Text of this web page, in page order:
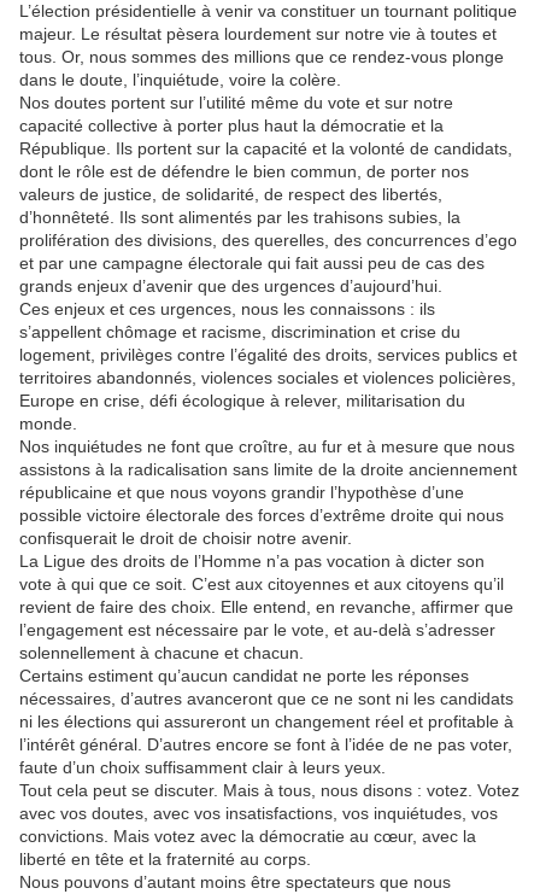
L’élection présidentielle à venir va constituer un tournant politique
majeur. Le résultat pèsera lourdement sur notre vie à toutes et
tous. Or, nous sommes des millions que ce rendez-vous plonge
dans le doute, l’inquiétude, voire la colère.
Nos doutes portent sur l’utilité même du vote et sur notre
capacité collective à porter plus haut la démocratie et la
République. Ils portent sur la capacité et la volonté de candidats,
dont le rôle est de défendre le bien commun, de porter nos
valeurs de justice, de solidarité, de respect des libertés,
d’honnêteté. Ils sont alimentés par les trahisons subies, la
prolifération des divisions, des querelles, des concurrences d’ego
et par une campagne électorale qui fait aussi peu de cas des
grands enjeux d’avenir que des urgences d’aujourd’hui.
Ces enjeux et ces urgences, nous les connaissons : ils
s’appellent chômage et racisme, discrimination et crise du
logement, privilèges contre l’égalité des droits, services publics et
territoires abandonnés, violences sociales et violences policières,
Europe en crise, défi écologique à relever, militarisation du
monde.
Nos inquiétudes ne font que croître, au fur et à mesure que nous
assistons à la radicalisation sans limite de la droite anciennement
républicaine et que nous voyons grandir l’hypothèse d’une
possible victoire électorale des forces d’extrême droite qui nous
confisquerait le droit de choisir notre avenir.
La Ligue des droits de l’Homme n’a pas vocation à dicter son
vote à qui que ce soit. C’est aux citoyennes et aux citoyens qu’il
revient de faire des choix. Elle entend, en revanche, affirmer que
l’engagement est nécessaire par le vote, et au-delà s’adresser
solennellement à chacune et chacun.
Certains estiment qu’aucun candidat ne porte les réponses
nécessaires, d’autres avanceront que ce ne sont ni les candidats
ni les élections qui assureront un changement réel et profitable à
l’intérêt général. D’autres encore se font à l’idée de ne pas voter,
faute d’un choix suffisamment clair à leurs yeux.
Tout cela peut se discuter. Mais à tous, nous disons : votez. Votez
avec vos doutes, avec vos insatisfactions, vos inquiétudes, vos
convictions. Mais votez avec la démocratie au cœur, avec la
liberté en tête et la fraternité au corps.
Nous pouvons d’autant moins être spectateurs que nous